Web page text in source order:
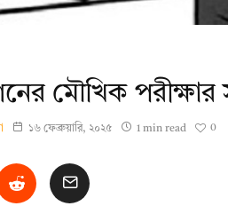
মৌখিক পরীক্ষার
১৬ ফেব্রুয়ারি, ২০২৫ 1 min read 0